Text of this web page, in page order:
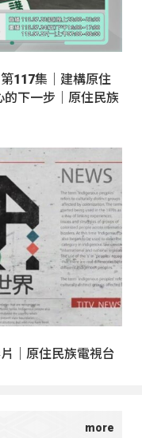
117集｜建構原住
下一步｜原住民族
｜原住民族電視台